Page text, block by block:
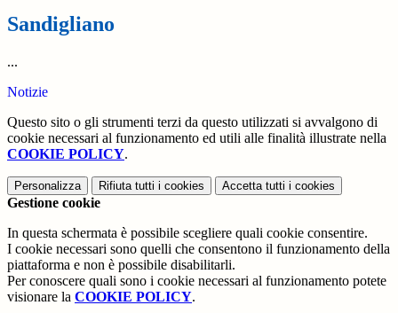
Sandigliano
...
Notizie
Questo sito o gli strumenti terzi da questo utilizzati si avvalgono di
cookie necessari al funzionamento ed utili alle finalità illustrate nella
COOKIE POLICY.
Personalizza Rifiuta tutti i cookies Accetta tutti i cookies
Gestione cookie
In questa schermata è possibile scegliere quali cookie consentire.
I cookie necessari sono quelli che consentono il funzionamento della
piattaforma e non è possibile disabilitarli.
Per conoscere quali sono i cookie necessari al funzionamento potete
visionare la COOKIE POLICY.